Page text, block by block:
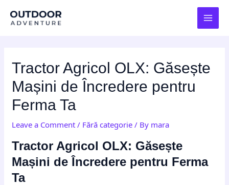
Tractor Agricol OLX: Găsește
Mașini de Încredere pentru
Ferma Ta
Leave a Comment / Fără categorie / By mara
Tractor Agricol OLX: Găsește
Mașini de Încredere pentru Ferma
Ta
navigation